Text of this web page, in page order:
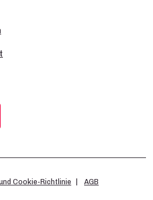
Cookie-Richtlinie AGB